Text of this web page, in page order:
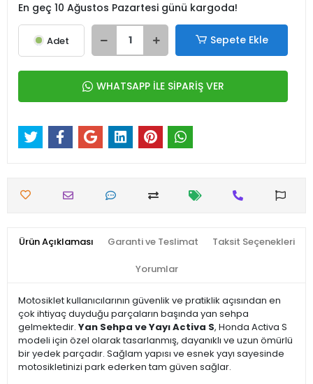
En geç 10 Ağustos Pazartesi günü kargoda!
Adet Sepete Ekle
WHATSAPP İLE SİPARİŞ VER
Ürün Açıklaması Garanti ve Teslimat Taksit Seçenekleri
Yorumlar
Motosiklet kullanıcılarının güvenlik ve pratiklik açısından en
çok ihtiyaç duyduğu parçaların başında yan sehpa
gelmektedir. Yan Sehpa ve Yayı Activa S, Honda Activa S
modeli için özel olarak tasarlanmış, dayanıklı ve uzun ömürlü
bir yedek parçadır. Sağlam yapısı ve esnek yayı sayesinde
motosikletinizi park ederken tam güven sağlar.